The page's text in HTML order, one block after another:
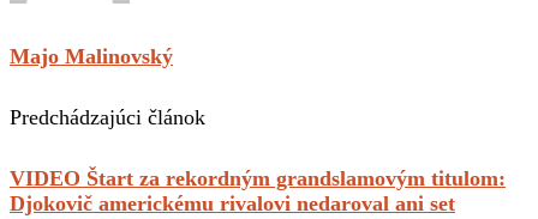
Majo Malinovský
Predchádzajúci článok
VIDEO Štart za rekordným grandslamovým titulom:
Djokovič americkému rivalovi nedaroval ani set